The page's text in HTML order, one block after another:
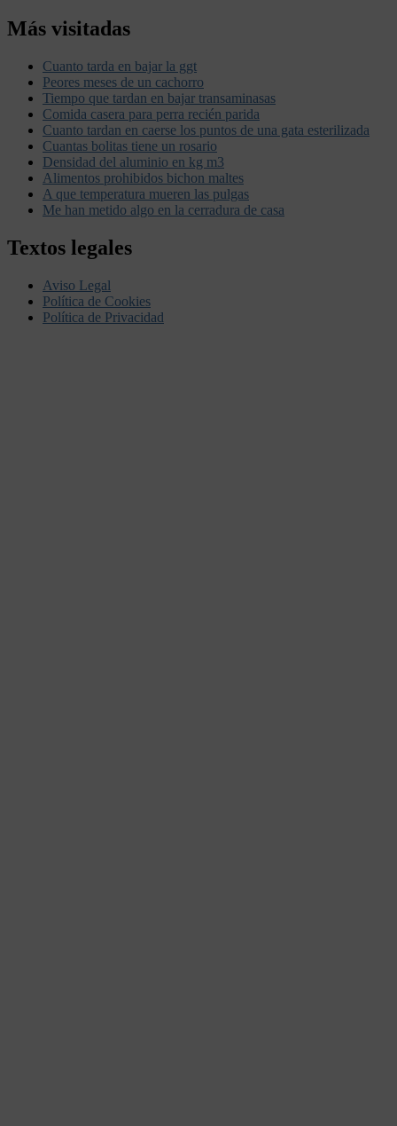
Más visitadas
Cuanto tarda en bajar la ggt
Peores meses de un cachorro
Tiempo que tardan en bajar transaminasas
Comida casera para perra recién parida
Cuanto tardan en caerse los puntos de una gata esterilizada
Cuantas bolitas tiene un rosario
Densidad del aluminio en kg m3
Alimentos prohibidos bichon maltes
A que temperatura mueren las pulgas
Me han metido algo en la cerradura de casa
Textos legales
Aviso Legal
Política de Cookies
Política de Privacidad